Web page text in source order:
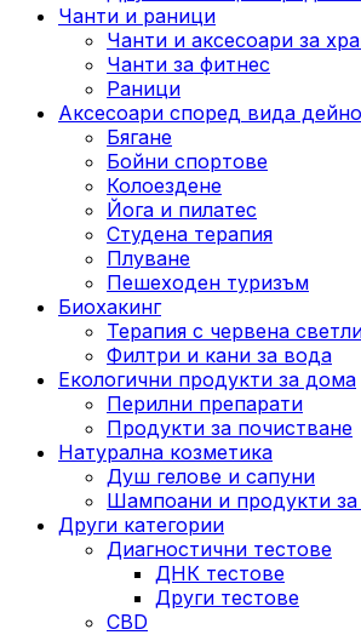
Чанти и раници
Чанти и аксесоари за
Чанти за фитнес
Раници
Аксесоари според вида
Бягане
Бойни спортове
Колоездене
Йога и пилатес
Студена терапия
Плуване
Пешеходен туризъм
Биохакинг
Терапия с червена
Филтри и кани за вода
Екологични продукти за дома
Перилни препарати
Продукти за почистване
Натурална козметика
Душ гелове и сапуни
Шампоани и продукти за
Други категории
Диагностични тестове
ДНК тестове
Други тестове
CBD